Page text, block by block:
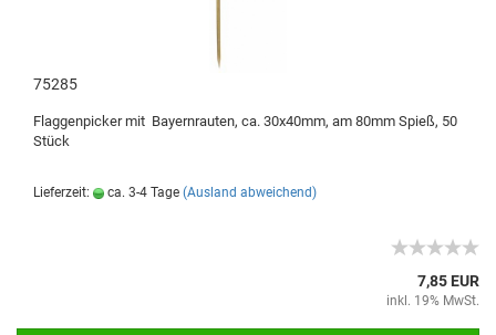
75285
Flaggenpicker mit Bayernrauten, ca. 30x40mm, am 80mm Spieß, 50
Stück
Lieferzeit: ca. 3-4 Tage (Ausland abweichend)
7,85 EUR
inkl. 19% MwSt.